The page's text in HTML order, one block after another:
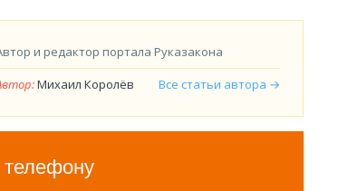
и редактор портала Руказакона
Михаил Королёв Все статьи автора →